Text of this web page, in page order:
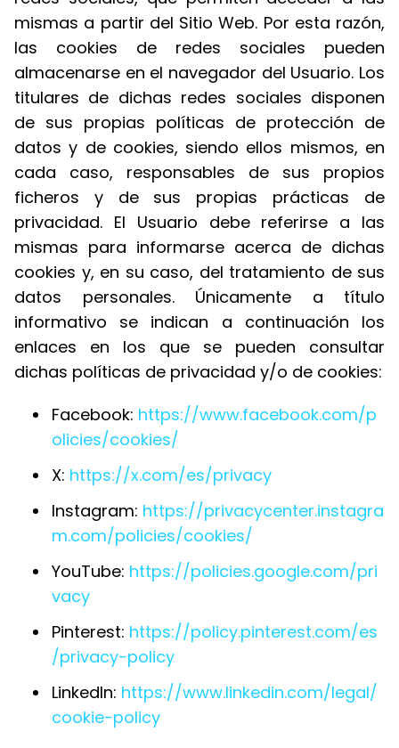
mismas a partir del Sitio Web. Por esta razón,
las cookies de redes sociales pueden
almacenarse en el navegador del Usuario. Los
titulares de dichas redes sociales disponen
de sus propias políticas de protección de
datos y de cookies, siendo ellos mismos, en
cada caso, responsables de sus propios
ficheros y de sus propias prácticas de
privacidad. El Usuario debe referirse a las
mismas para informarse acerca de dichas
cookies y, en su caso, del tratamiento de sus
datos personales. Únicamente a título
informativo se indican a continuación los
enlaces en los que se pueden consultar
dichas políticas de privacidad y/o de cookies:
Facebook: https://www.facebook.com/p
olicies/cookies/
X: https://x.com/es/privacy
Instagram: https://privacycenter.instagra
m.com/policies/cookies/
YouTube: https://policies.google.com/pri
vacy
Pinterest: https://policy.pinterest.com/es
/privacy-policy
LinkedIn: https://www.linkedin.com/legal/
cookie-policy